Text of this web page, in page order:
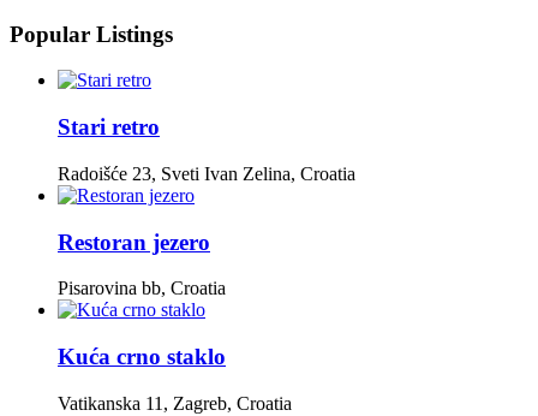
Popular Listings
Stari retro
Radoišće 23, Sveti Ivan Zelina, Croatia
Restoran jezero
Pisarovina bb, Croatia
Kuća crno staklo
Vatikanska 11, Zagreb, Croatia